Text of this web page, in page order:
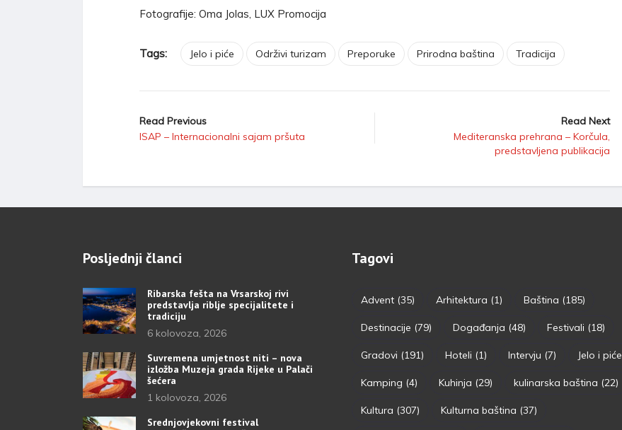
Fotografije: Oma Jolas, LUX Promocija
Tags: Jelo i piće Održivi turizam Preporuke Prirodna baština Tradicija
Read Previous
ISAP – Internacionalni sajam pršuta
Read Next
Mediteranska prehrana – Korčula,
predstavljena publikacija
Posljednji članci
Ribarska fešta na Vrsarskoj rivi
predstavlja riblje specijalitete i
tradiciju
6 kolovoza, 2026
Suvremena umjetnost niti – nova
izložba Muzeja grada Rijeke u Palači
šećera
1 kolovoza, 2026
Srednjovjekovni festival
Tagovi
Advent(35) Arhitektura (1) Baština (185)
Destinacije (79) Događanja (48) Festivali (18)
Gradovi (191) Hoteli (1) Intervju (7) Jelo i piće
Kamping (4) Kuhinja (29) kulinarska baština (22)
Kultura (307) Kulturna baština (37)